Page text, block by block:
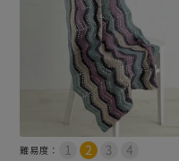
難易度：